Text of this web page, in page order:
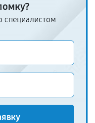
специалистом